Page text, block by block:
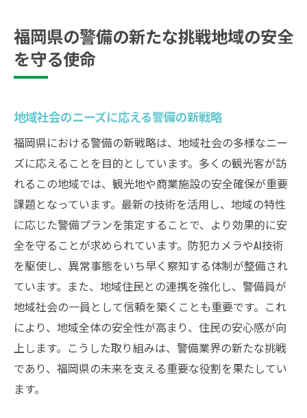
福岡県の安全を支える警備の使命とは
観光地福岡での警備の役割と未来の展望
地域観光振興と警備の連携強化
スマート警備技術の導入と展望
観光地特有の警備ニーズに応える方法
福岡の観光地における警備のベストプラク
ティス
未来の観光警備に向けた取り組み
警備員のやりがい福岡で地域を支える責任感
地域の安心を守る警備員の役割
警備の仕事における達成感と成長
警備員としての使命感を高める方法
地域住民の信頼を得る警備の実践
福岡で警備員が直面する日常の挑戦
福岡県の警備の新たな挑戦地域の安全
を守る使命
地域社会のニーズに応える警備の新戦略
福岡県における警備の新戦略は、地域社会の多様なニー
ズに応えることを目的としています。多くの観光客が訪
れるこの地域では、観光地や商業施設の安全確保が重要
課題となっています。最新の技術を活用し、地域の特性
に応じた警備プランを策定することで、より効果的に安
全を守ることが求められています。防犯カメラやAI技術
を駆使し、異常事態をいち早く察知する体制が整備され
ています。また、地域住民との連携を強化し、警備員が
地域社会の一員として信頼を築くことも重要です。これ
により、地域全体の安全性が高まり、住民の安心感が向
上します。こうした取り組みは、警備業界の新たな挑戦
であり、福岡県の未来を支える重要な役割を果たしてい
ます。